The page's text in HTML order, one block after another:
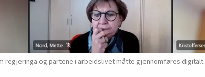
regjeringa og partene i arbeidslivet måtte gjennomføres digitalt.